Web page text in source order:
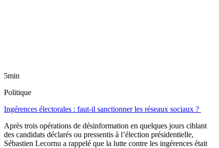
5min
Politique
Ingérences électorales : faut-il sanctionner les réseaux sociaux ?
Après trois opérations de désinformation en quelques jours ciblant
des candidats déclarés ou pressentis à l’élection présidentielle,
Sébastien Lecornu a rappelé que la lutte contre les ingérences était